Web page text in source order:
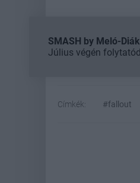
SMASH by Meló-
Július végén
Címkék: #fallout